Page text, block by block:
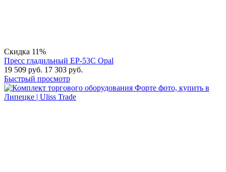
Скидка 11%
Пресс гладильный ЕР-53С Opal
19 509 руб. 17 303 руб.
Быстрый просмотр